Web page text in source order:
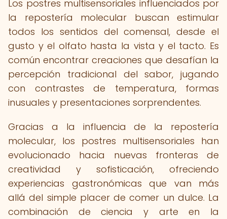
Los postres multisensoriales influenciados por
la repostería molecular buscan estimular
todos los sentidos del comensal, desde el
gusto y el olfato hasta la vista y el tacto. Es
común encontrar creaciones que desafían la
percepción tradicional del sabor, jugando
con contrastes de temperatura, formas
inusuales y presentaciones sorprendentes.
Gracias a la influencia de la repostería
molecular, los postres multisensoriales han
evolucionado hacia nuevas fronteras de
creatividad y sofisticación, ofreciendo
experiencias gastronómicas que van más
allá del simple placer de comer un dulce. La
combinación de ciencia y arte en la